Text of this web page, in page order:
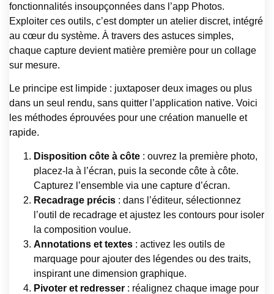
fonctionnalités insoupçonnées dans l’app Photos.
Exploiter ces outils, c’est dompter un atelier discret, intégré
au cœur du système. À travers des astuces simples,
chaque capture devient matière première pour un collage
sur mesure.
Le principe est limpide : juxtaposer deux images ou plus
dans un seul rendu, sans quitter l’application native. Voici
les méthodes éprouvées pour une création manuelle et
rapide.
Disposition côte à côte : ouvrez la première photo,
placez-la à l’écran, puis la seconde côte à côte.
Capturez l’ensemble via une capture d’écran.
Recadrage précis : dans l’éditeur, sélectionnez
l’outil de recadrage et ajustez les contours pour isoler
la composition voulue.
Annotations et textes : activez les outils de
marquage pour ajouter des légendes ou des traits,
inspirant une dimension graphique.
Pivoter et redresser : réalignez chaque image pour